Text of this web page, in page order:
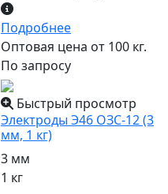
Подробнее
Оптовая цена от 100 кг.
По запросу
Быстрый просмотр
Электроды Э46 ОЗС-12 (3
мм, 1 кг)
3 мм
1 кг